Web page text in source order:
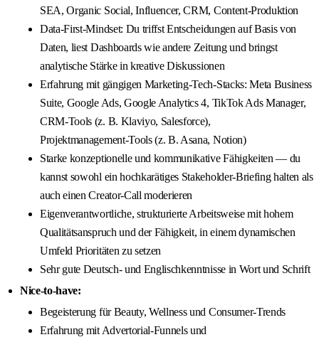
SEA, Organic Social, Influencer, CRM, Content‑Produktion
Data‑First‑Mindset: Du triffst Entscheidungen auf Basis von
Daten, liest Dashboards wie andere Zeitung und bringst
analytische Stärke in kreative Diskussionen
Erfahrung mit gängigen Marketing‑Tech‑Stacks: Meta Business
Suite, Google Ads, Google Analytics 4, TikTok Ads Manager,
CRM‑Tools (z. B. Klaviyo, Salesforce),
Projektmanagement‑Tools (z. B. Asana, Notion)
Starke konzeptionelle und kommunikative Fähigkeiten — du
kannst sowohl ein hochkarätiges Stakeholder‑Briefing halten als
auch einen Creator‑Call moderieren
Eigenverantwortliche, strukturierte Arbeitsweise mit hohem
Qualitätsanspruch und der Fähigkeit, in einem dynamischen
Umfeld Prioritäten zu setzen
Sehr gute Deutsch‑ und Englischkenntnisse in Wort und Schrift
Nice‑to‑have:
Begeisterung für Beauty, Wellness und Consumer‑Trends
Erfahrung mit Advertorial‑Funnels und